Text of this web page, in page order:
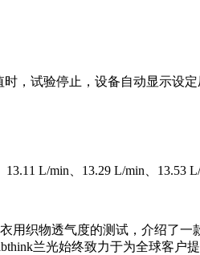
，试验停止，设备自动显示设定
L/min、13.29 L/min、13.53
用织物透气度的测试，介绍了
兰光始终致力于为全球客户